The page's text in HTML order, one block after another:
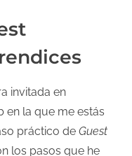
invitada en
en la que me estás
práctico de Guest
los pasos que he